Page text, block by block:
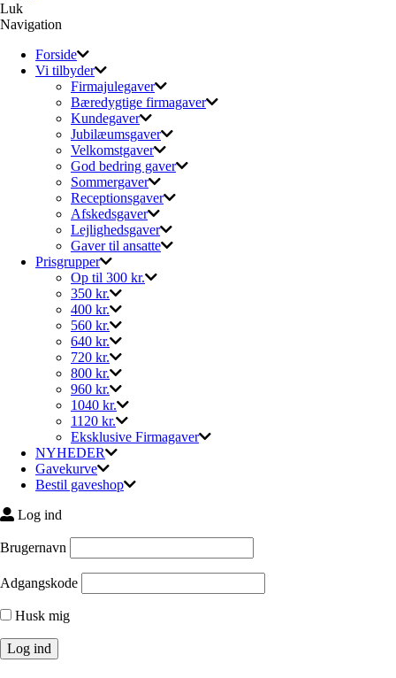
Luk
Navigation
Forside
Vi tilbyder
Firmajulegaver
Bæredygtige firmagaver
Kundegaver
Jubilæumsgaver
Velkomstgaver
God bedring gaver
Sommergaver
Receptionsgaver
Afskedsgaver
Lejlighedsgaver
Gaver til ansatte
Prisgrupper
Op til 300 kr.
350 kr.
400 kr.
560 kr.
640 kr.
720 kr.
800 kr.
960 kr.
1040 kr.
1120 kr.
Eksklusive Firmagaver
NYHEDER
Gavekurve
Bestil gaveshop
Log ind
Brugernavn
Adgangskode
Husk mig